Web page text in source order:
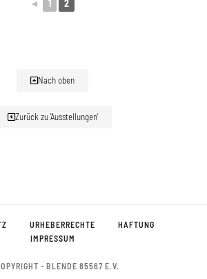
◄ 1 2
Nach oben
Zurück zu 'Ausstellungen'
URHEBERRECHTE
HAFTUNG
IMPRESSUM
- BLENDE 85567 E.V.